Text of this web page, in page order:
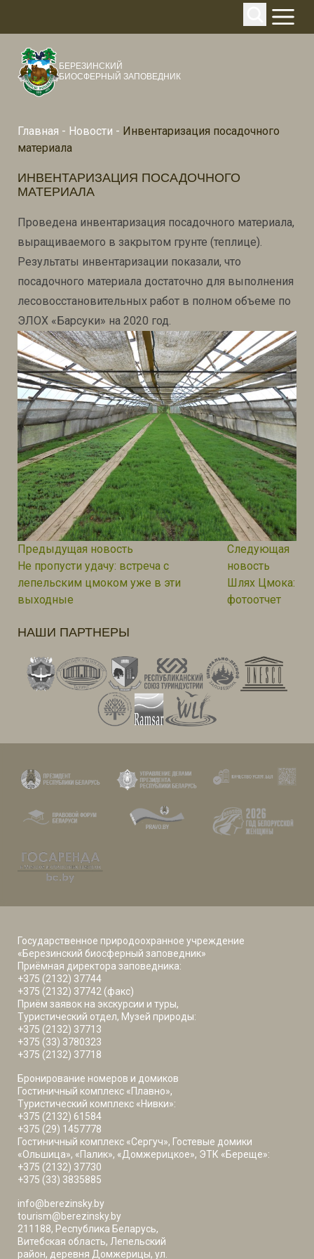
БЕРЕЗИНСКИЙ
БИОСФЕРНЫЙ ЗАПОВЕДНИК
Главная - Новости - Инвентаризация посадочного
материала
ИНВЕНТАРИЗАЦИЯ ПОСАДОЧНОГО
МАТЕРИАЛА
Проведена инвентаризация посадочного материала,
выращиваемого в закрытом грунте (теплице).
Результаты инвентаризации показали, что
посадочного материала достаточно для выполнения
лесовосстановительных работ в полном объеме по
ЭЛОХ «Барсуки» на 2020 год.
Навигация
по
записям
Предыдущая новость Предыдущая новость:
Не пропусти удачу: встреча с
лепельским цмоком уже в эти
выходные
Следующая
новость
Шлях Цмока:
фотоотчет
НАШИ ПАРТНЕРЫ
Государственное природоохранное учреждение
«Березинский биосферный заповедник»
Приёмная директора заповедника:
+375 (2132) 37744
+375 (2132) 37742 (факс)
Приём заявок на экскурсии и туры,
Туристический отдел, Музей природы:
+375 (2132) 37713
+375 (33) 3780323
+375 (2132) 37718
Бронирование номеров и домиков
Гостиничный комплекс «Плавно»,
Туристический комплекс «Нивки»:
+375 (2132) 61584
+375 (29) 1457778
Гостиничный комплекс «Сергуч», Гостевые домики
«Ольшица», «Палик», «Домжерицкое», ЭТК «Береще»:
+375 (2132) 37730
+375 (33) 3835885
info@berezinsky.by
tourism@berezinsky.by
211188, Республика Беларусь,
Витебская область, Лепельский
район, деревня Домжерицы, ул.